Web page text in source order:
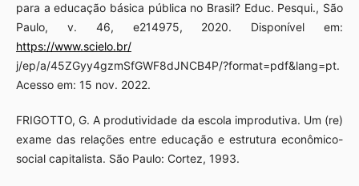
para a educação básica pública no Brasil? Educ. Pesqui., São
Paulo, v. 46, e214975, 2020. Disponível em:
https://www.scielo.br/
j/ep/a/45ZGyy4gzmSfGWF8dJNCB4P/?format=pdf&lang=pt.
Acesso em: 15 nov. 2022.
FRIGOTTO, G. A produtividade da escola improdutiva. Um (re)
exame das relações entre educação e estrutura econômico-
social capitalista. São Paulo: Cortez, 1993.